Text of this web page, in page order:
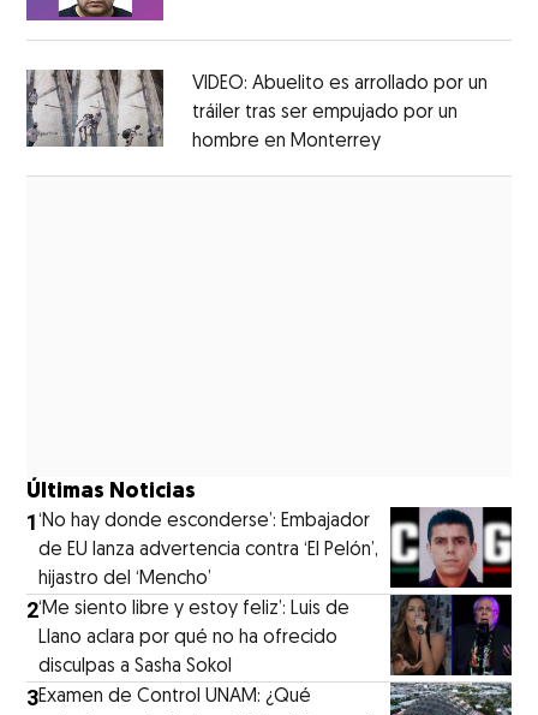
Opens in new window
VIDEO: Abuelito es arrollado por un
tráiler tras ser empujado por un
hombre en MonterreyOpens in new
Últimas Noticias
1‘No hay donde esconderse’: Embajador
de EU lanza advertencia contra ‘El Pelón’,
hijastro del ‘Mencho’
2‘Me siento libre y estoy feliz’: Luis de
Llano aclara por qué no ha ofrecido
disculpas a Sasha Sokol
3Examen de Control UNAM: ¿Qué